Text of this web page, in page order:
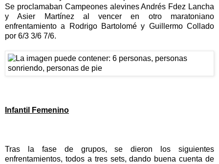
Se proclamaban Campeones alevines Andrés Fdez Lancha
y Asier Martínez al vencer en otro maratoniano
enfrentamiento a Rodrigo Bartolomé y Guillermo Collado
por 6/3 3/6 7/6.
Infantil Femenino
Tras la fase de grupos, se dieron los siguientes
enfrentamientos, todos a tres sets, dando buena cuenta de